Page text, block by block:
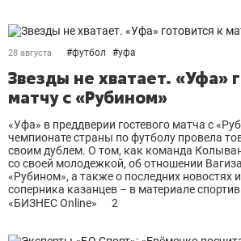
28 августа #футбол #уфа
Звезды не хватает. «Уфа»
матчу с «Рубином»
«Уфа» в преддверии гостевого матча с
чемпионате страны по футболу провела
своим дублем. О том, как команда
со своей молодежкой, об отношении
«Рубином», а также о последних новостях
соперника казанцев – в материале
«БИЗНЕС Online»
2